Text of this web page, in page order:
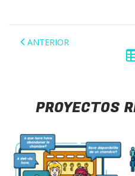
ANTERIOR
PROYECTOS